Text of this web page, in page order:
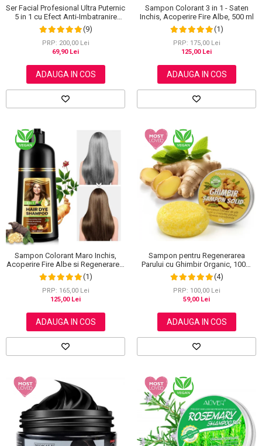
Ser Facial Profesional Ultra Puternic
5 in 1 cu Efect Anti-Imbatranire
NOVA KISS®, 30 ml
(9)
PRP: 200,00 Lei
69,90 Lei
ADAUGA IN COS
Sampon Colorant 3 in 1 - Saten
Inchis, Acoperire Fire Albe, 500 ml
(1)
PRP: 175,00 Lei
125,00 Lei
ADAUGA IN COS
Sampon Colorant Maro Inchis,
Acoperire Fire Albe si Regenerare 3
in 1, #5 Dark Coffee, 500 ml
(1)
PRP: 165,00 Lei
125,00 Lei
ADAUGA IN COS
Sampon pentru Regenerarea
Parului cu Ghimbir Organic, 100%
Natural, 60 g(4)
PRP: 100,00 Lei
59,00 Lei
ADAUGA IN COS